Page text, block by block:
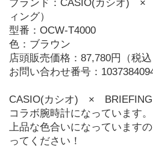
ブランド：CASIO(カシオ)　×
ィング）
型番：OCW-T4000
色：ブラウン
店頭販売価格：87,780円（税込
お問い合わせ番号：
CASIO(カシオ)　×　
コラボ腕時計になっています。
上品な色合いになっています
ってください！